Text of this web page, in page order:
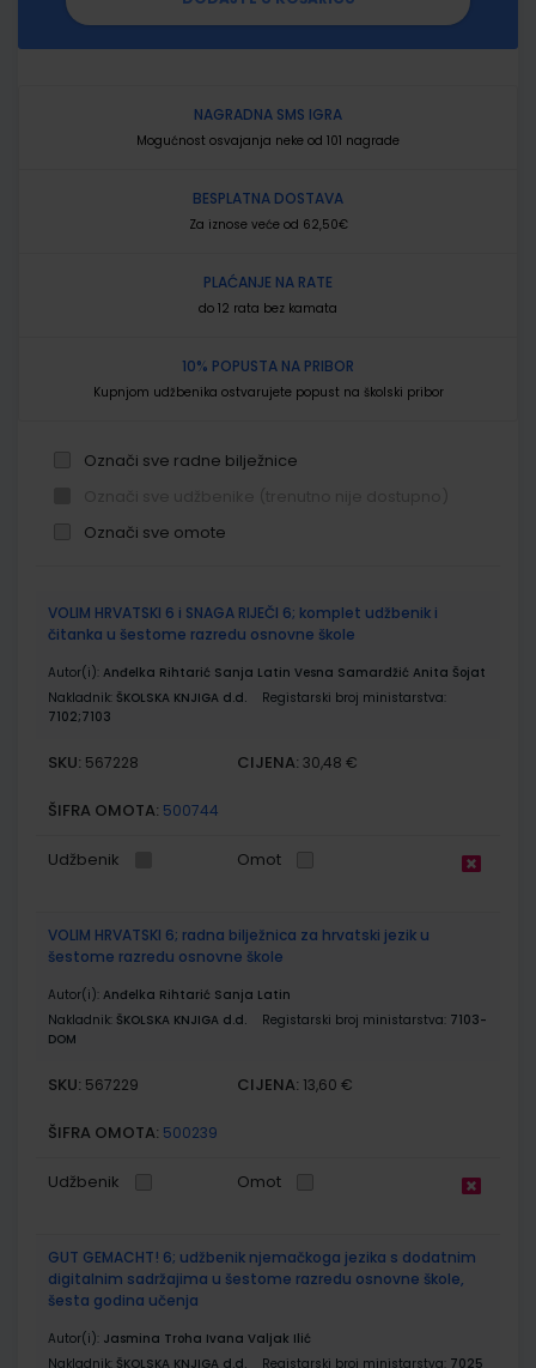
NAGRADNA SMS IGRA
Mogućnost osvajanja neke od 101 nagrade
BESPLATNA DOSTAVA
Za iznose veće od 62,50€
PLAĆANJE NA RATE
do 12 rata bez kamata
10% POPUSTA NA PRIBOR
Kupnjom udžbenika ostvarujete popust na školski pribor
Označi sve radne bilježnice
Označi sve omote
proizvodi
VOLIM HRVATSKI 6 i SNAGA RIJEČI 6; komplet udžbenik i
čitanka u šestome razredu osnovne škole
Autor(i): Anđelka Rihtarić Sanja Latin Vesna Samardžić Anita Šojat
Nakladnik: ŠKOLSKA KNJIGA d.d.
Registarski broj ministarstva:
7102;7103
SKU: 567228 CIJENA: 30,48 €
ŠIFRA OMOTA: 500744
Udžbenik Omot
VOLIM HRVATSKI 6; radna bilježnica za hrvatski jezik u
šestome razredu osnovne škole
Autor(i): Anđelka Rihtarić Sanja Latin
Nakladnik: ŠKOLSKA KNJIGA d.d. Registarski broj ministarstva: 7103-
DOM
SKU: 567229 CIJENA: 13,60 €
ŠIFRA OMOTA: 500239
Udžbenik Omot
GUT GEMACHT! 6; udžbenik njemačkoga jezika s dodatnim
digitalnim sadržajima u šestome razredu osnovne škole,
šesta godina učenja
Autor(i): Jasmina Troha Ivana Valjak Ilić
Nakladnik: ŠKOLSKA KNJIGA d.d. Registarski broj ministarstva: 7025